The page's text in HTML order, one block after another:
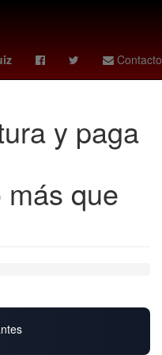
Contacto
Los Mochis
y paga
que